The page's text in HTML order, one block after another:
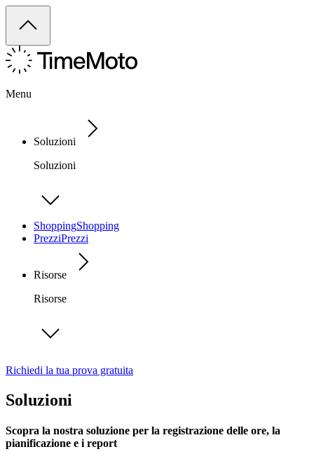
Menu
Soluzioni
Soluzioni
ShoppingShopping
PrezziPrezzi
Risorse
Risorse
Richiedi la tua prova gratuita
Soluzioni
Scopra la nostra soluzione per la registrazione delle ore, la
pianificazione e i report